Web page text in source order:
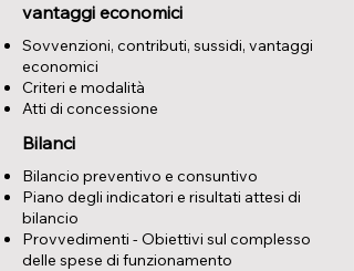
vantaggi economici
​Sovvenzioni, contributi, sussidi, vantaggi
economici
Criteri e modalità
Atti di concessione
Bilanci
Bilancio preventivo e consuntivo
Piano degli indicatori e risultati attesi di
bilancio
Provvedimenti - Obiettivi sul complesso
delle spese di funzionamento